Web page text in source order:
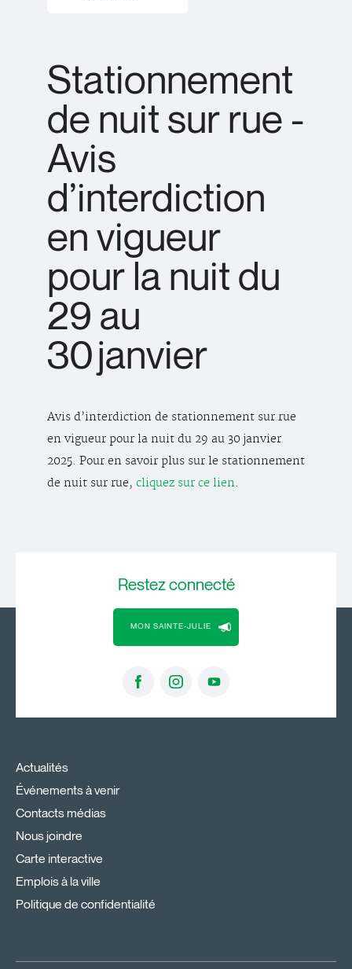
Stationnement
de nuit sur rue -
Avis
d’interdiction
en vigueur
pour la nuit du
29 au
30 janvier
Avis d’interdiction de stationnement sur rue
en vigueur pour la nuit du 29 au 30 janvier
2025. Pour en savoir plus sur le stationnement
de nuit sur rue, cliquez sur ce lien.
Restezconnecté
MON SAINTE-JULIE
Actualités
Événements à venir
Contacts médias
Nous joindre
Carte interactive
Emplois à la ville
Politique de confidentialité